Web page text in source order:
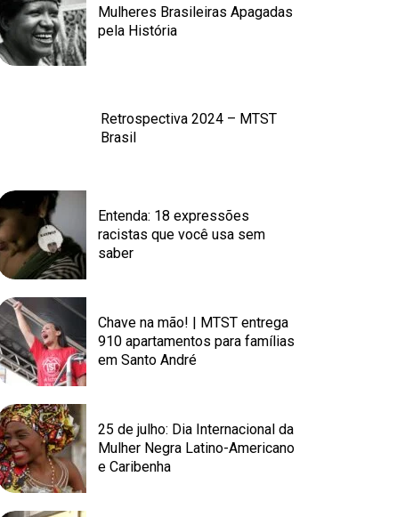
Mulheres Brasileiras Apagadas
pela História
Retrospectiva 2024 – MTST
Brasil
Entenda: 18 expressões
racistas que você usa sem
saber
Chave na mão! | MTST entrega
910 apartamentos para famílias
em Santo André
25 de julho: Dia Internacional da
Mulher Negra Latino-Americano
e Caribenha